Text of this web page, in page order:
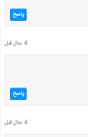
پاسخ
4 سال قبل
پاسخ
4 سال قبل